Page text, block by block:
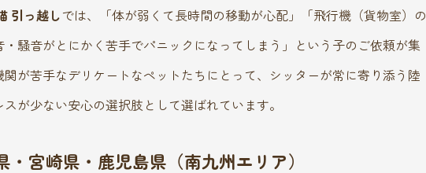
引っ越し では、「体が弱くて長時間の移動が心配」「飛行機（貨物室）の
騒音がとにかく苦手でパニックになってしまう」という子のご依頼が集
が苦手なデリケートなペットたちにとって、シッターが常に寄り添う陸
が少ない安心の選択肢として選ばれています。
・宮崎県・鹿児島県（南九州エリア）